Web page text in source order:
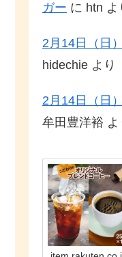
ガー に htn よ
2月14日（日
hidechie より
2月14日（日
牟田豊洋裕 よ